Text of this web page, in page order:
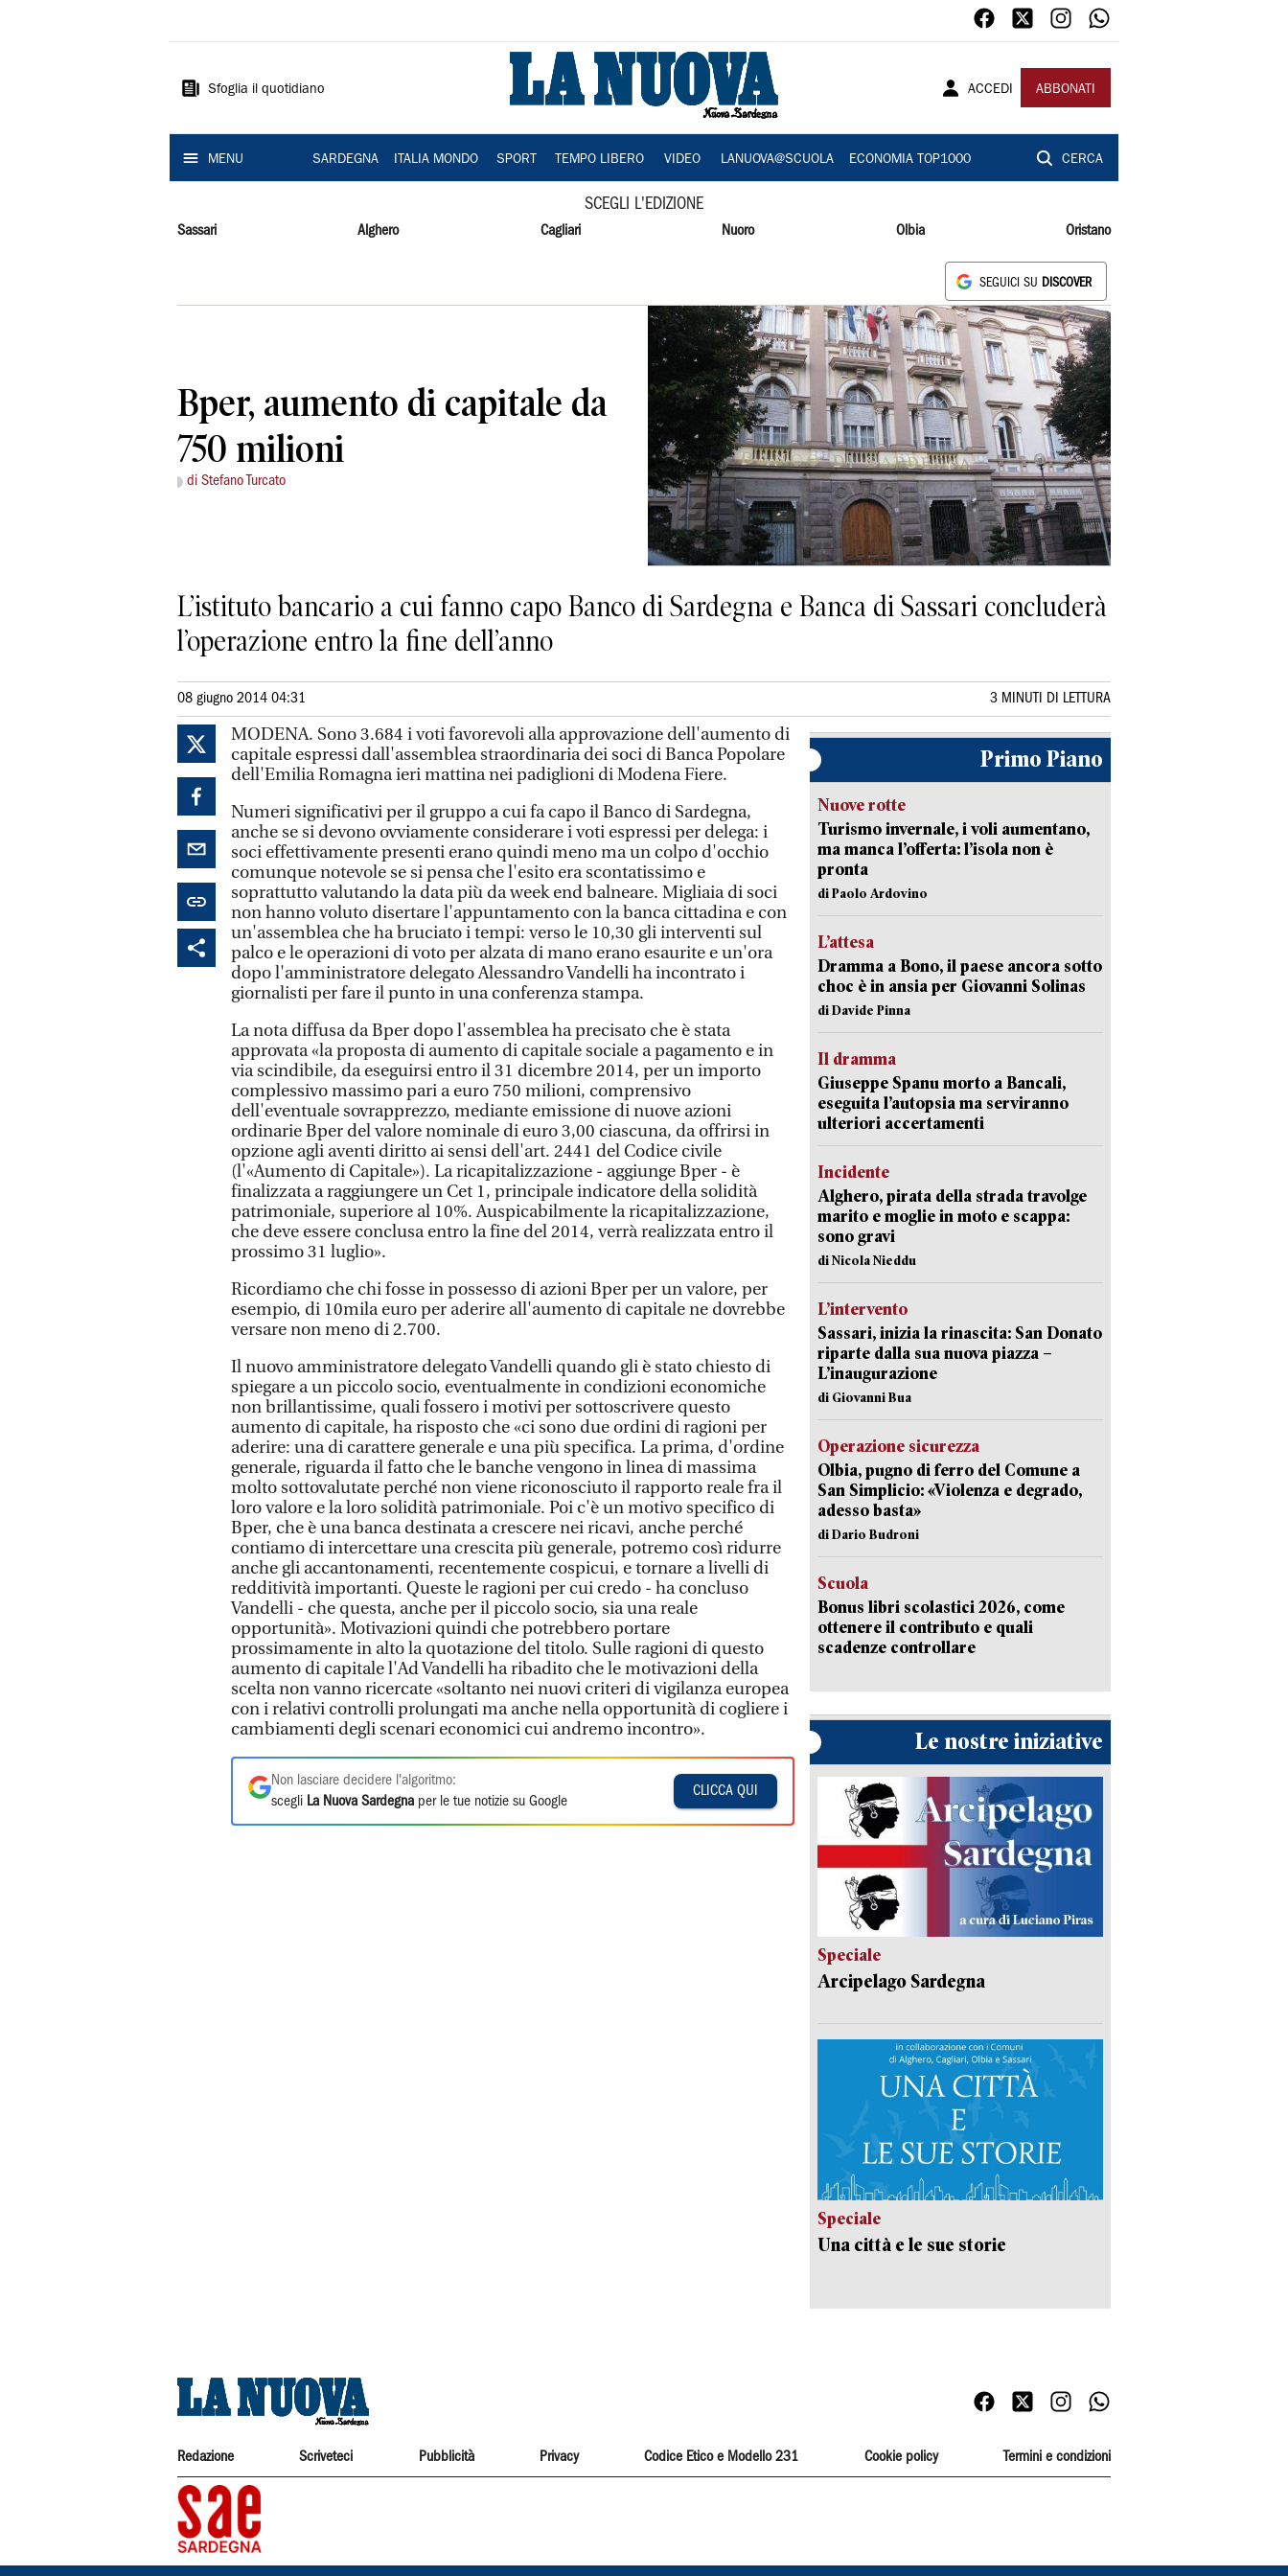
Sardegna
Sfoglia il quotidiano ACCEDI ABBONATI
MENU SARDEGNA ITALIA MONDO SPORT TEMPO LIBERO VIDEO LANUOVA@SCUOLA ECONOMIA TOP1000 CERCA
SCEGLI L'EDIZIONE
Sassari Alghero Cagliari Nuoro Olbia Oristano
SEGUICI SU DISCOVER
Bper, aumento di capitale da
750 milioni
di Stefano Turcato
L’istituto bancario a cui fanno capo Banco di Sardegna e Banca di Sassari concluderà
l’operazione entro la fine dell’anno
08 giugno 2014 04:31 3 MINUTI DI LETTURA
MODENA. Sono 3.684 i voti favorevoli alla approvazione dell'aumento di
capitale espressi dall'assemblea straordinaria dei soci di Banca Popolare
dell'Emilia Romagna ieri mattina nei padiglioni di Modena Fiere.
Numeri significativi per il gruppo a cui fa capo il Banco di Sardegna,
anche se si devono ovviamente considerare i voti espressi per delega: i
soci effettivamente presenti erano quindi meno ma un colpo d'occhio
comunque notevole se si pensa che l'esito era scontatissimo e
soprattutto valutando la data più da week end balneare. Migliaia di soci
non hanno voluto disertare l'appuntamento con la banca cittadina e con
un'assemblea che ha bruciato i tempi: verso le 10,30 gli interventi sul
palco e le operazioni di voto per alzata di mano erano esaurite e un'ora
dopo l'amministratore delegato Alessandro Vandelli ha incontrato i
giornalisti per fare il punto in una conferenza stampa.
La nota diffusa da Bper dopo l'assemblea ha precisato che è stata
approvata «la proposta di aumento di capitale sociale a pagamento e in
via scindibile, da eseguirsi entro il 31 dicembre 2014, per un importo
complessivo massimo pari a euro 750 milioni, comprensivo
dell'eventuale sovrapprezzo, mediante emissione di nuove azioni
ordinarie Bper del valore nominale di euro 3,00 ciascuna, da offrirsi in
opzione agli aventi diritto ai sensi dell'art. 2441 del Codice civile
(l'«Aumento di Capitale»). La ricapitalizzazione - aggiunge Bper - è
finalizzata a raggiungere un Cet 1, principale indicatore della solidità
patrimoniale, superiore al 10%. Auspicabilmente la ricapitalizzazione,
che deve essere conclusa entro la fine del 2014, verrà realizzata entro il
prossimo 31 luglio».
Ricordiamo che chi fosse in possesso di azioni Bper per un valore, per
esempio, di 10mila euro per aderire all'aumento di capitale ne dovrebbe
versare non meno di 2.700.
Il nuovo amministratore delegato Vandelli quando gli è stato chiesto di
spiegare a un piccolo socio, eventualmente in condizioni economiche
non brillantissime, quali fossero i motivi per sottoscrivere questo
aumento di capitale, ha risposto che «ci sono due ordini di ragioni per
aderire: una di carattere generale e una più specifica. La prima, d'ordine
generale, riguarda il fatto che le banche vengono in linea di massima
molto sottovalutate perché non viene riconosciuto il rapporto reale fra il
loro valore e la loro solidità patrimoniale. Poi c'è un motivo specifico di
Bper, che è una banca destinata a crescere nei ricavi, anche perché
contiamo di intercettare una crescita più generale, potremo così ridurre
anche gli accantonamenti, recentemente cospicui, e tornare a livelli di
redditività importanti. Queste le ragioni per cui credo - ha concluso
Vandelli - che questa, anche per il piccolo socio, sia una reale
opportunità». Motivazioni quindi che potrebbero portare
prossimamente in alto la quotazione del titolo. Sulle ragioni di questo
aumento di capitale l'Ad Vandelli ha ribadito che le motivazioni della
scelta non vanno ricercate «soltanto nei nuovi criteri di vigilanza europea
con i relativi controlli prolungati ma anche nella opportunità di cogliere i
cambiamenti degli scenari economici cui andremo incontro».
Non lasciare decidere l'algoritmo:
scegli La Nuova Sardegna per le tue notizie su Google
CLICCA QUI
Primo Piano
Nuove rotte
Turismo invernale, i voli aumentano,
ma manca l’offerta: l’isola non è
pronta
di Paolo Ardovino
L’attesa
Dramma a Bono, il paese ancora sotto
choc è in ansia per Giovanni Solinas
di Davide Pinna
Il dramma
Giuseppe Spanu morto a Bancali,
eseguita l’autopsia ma serviranno
ulteriori accertamenti
Incidente
Alghero, pirata della strada travolge
marito e moglie in moto e scappa:
sono gravi
di Nicola Nieddu
L’intervento
Sassari, inizia la rinascita: San Donato
riparte dalla sua nuova piazza –
L’inaugurazione
di Giovanni Bua
Operazione sicurezza
Olbia, pugno di ferro del Comune a
San Simplicio: «Violenza e degrado,
adesso basta»
di Dario Budroni
Scuola
Bonus libri scolastici 2026, come
ottenere il contributo e quali
scadenze controllare
Le nostre iniziative
Speciale
Arcipelago Sardegna
Speciale
Una città e le sue storie
Redazione Scriveteci Pubblicità Privacy Codice Etico e Modello 231 Cookie policy Termini e condizioni